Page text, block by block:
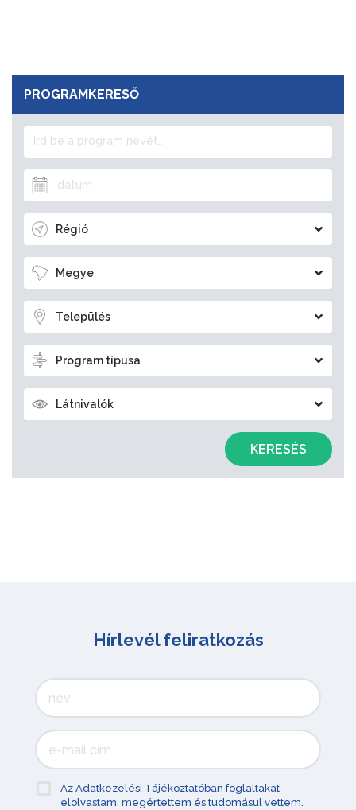
PROGRAMKERESŐ
Régió
Megye
Település
Program típusa
Látnivalók
KERESÉS
Hírlevél feliratkozás
Az Adatkezelési Tájékoztatóban foglaltakat
elolvastam, megértettem és tudomásul vettem.